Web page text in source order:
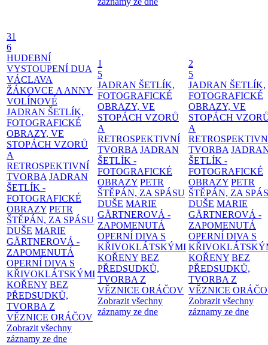
31
6
HUDEBNÍ
VYSTOUPENÍ DUA
VÁCLAVA
ŽÁKOVCE A ANNY
VOLÍNOVÉ
JADRAN ŠETLÍK,
FOTOGRAFICKÉ
OBRAZY, VE
STOPÁCH VZORŮ
A
RETROSPEKTIVNÍ
TVORBA JADRAN
ŠETLÍK -
FOTOGRAFICKÉ
OBRAZY PETR
ŠTĚPÁN, ZA SPÁSU
DUŠE MARIE
GÄRTNEROVÁ -
ZAPOMENUTÁ
OPERNÍ DIVA S
KŘIVOKLÁTSKÝMI
KOŘENY BEZ
PŘEDSUDKŮ,
TVORBA Z
VĚZNICE ORÁČOV
Zobrazit všechny
záznamy ze dne
1
5
JADRAN ŠETLÍK,
FOTOGRAFICKÉ
OBRAZY, VE
STOPÁCH VZORŮ
A
RETROSPEKTIVNÍ
TVORBA JADRAN
ŠETLÍK -
FOTOGRAFICKÉ
OBRAZY PETR
ŠTĚPÁN, ZA SPÁSU
DUŠE MARIE
GÄRTNEROVÁ -
ZAPOMENUTÁ
OPERNÍ DIVA S
KŘIVOKLÁTSKÝMI
KOŘENY BEZ
PŘEDSUDKŮ,
TVORBA Z
VĚZNICE ORÁČOV
Zobrazit všechny
záznamy ze dne
2
5
JADRAN ŠETLÍK,
FOTOGRAFICKÉ
OBRAZY, VE
STOPÁCH
A
TVORBA
ŠETLÍK -
FOTOGRAFICKÉ
OBRAZY PETR
ŠTĚPÁN, ZA
DUŠE MARIE
GÄRTNEROVÁ -
ZAPOMENUTÁ
OPERNÍ DIVA S
KOŘENY BEZ
PŘEDSUDKŮ,
TVORBA Z
VĚZNICE
Zobrazit všechny
záznamy ze dne